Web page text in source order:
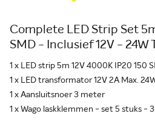
Complete LED Strip Set
SMD - Inclusief 12V -
1 x LED strip 5m 12V 4000K IP20 150
1 x LED transformator 12V 2A Max.
1 x Aansluitsnoer 3 meter
1 x Wago laskklemmen - set 5 stuks -